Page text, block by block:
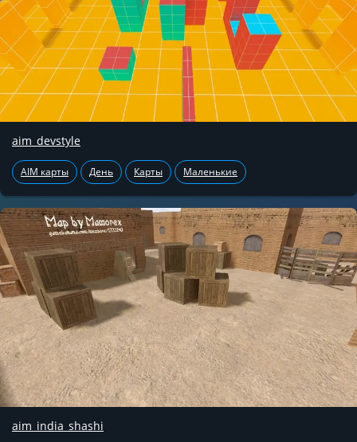
aim_devstyle
AIM карты День Карты Маленькие
aim_india_shashi